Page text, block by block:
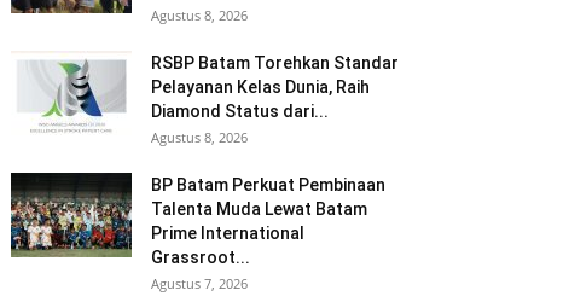
Agustus 8, 2026
RSBP Batam Torehkan Standar
Pelayanan Kelas Dunia, Raih
Diamond Status dari...
Agustus 8, 2026
BP Batam Perkuat Pembinaan
Talenta Muda Lewat Batam
Prime International
Grassroot...
Agustus 7, 2026